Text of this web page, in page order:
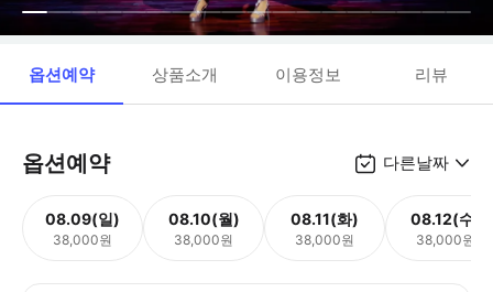
옵션예약 상품소개 이용정보 리뷰
옵션예약 다른날짜
08.09(일)
38,000원
08.10(월)
38,000원
08.11(화)
38,000원
08.12(수)
38,000원